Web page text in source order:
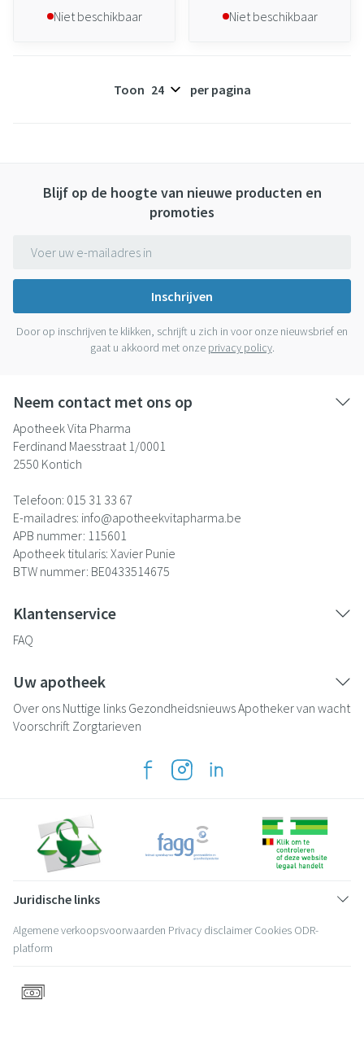
Niet beschikbaar Niet beschikbaar
Toon per pagina
Blijf op de hoogte van nieuwe producten en
promoties
Inschrijven
Door op inschrijven te klikken, schrijft u zich in voor onze nieuwsbrief en
gaat u akkoord met onze privacy policy.
Neem contact met ons op
Apotheek Vita Pharma
Ferdinand Maesstraat 1/0001
2550 Kontich
Telefoon: 015 31 33 67
E-mailadres: info@apotheekvitapharma.be
APB nummer: 115601
Apotheek titularis: Xavier Punie
BTW nummer: BE0433514675
Klantenservice
FAQ
Uw apotheek
Over ons Nuttige links GezondheidsnieuwsApotheker van wacht
Voorschrift Zorgtarieven
Juridische links
Algemene verkoopsvoorwaarden Privacy disclaimer Cookies ODR-
platform